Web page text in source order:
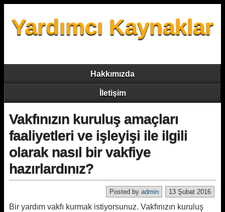
Yardımcı Kaynaklar
Hakkımızda
İletişim
Vakfınızın kuruluş amaçları
faaliyetleri ve işleyişi ile ilgili
olarak nasıl bir vakfiye
hazırlardınız?
13 Şubat 2016
Posted by admin
Bir yardım vakfı kurmak istiyorsunuz. Vakfınızın kuruluş